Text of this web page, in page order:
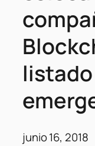
junio 16, 2018